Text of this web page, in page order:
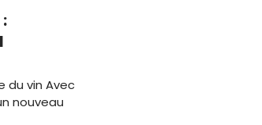
du vin Avec
nouveau